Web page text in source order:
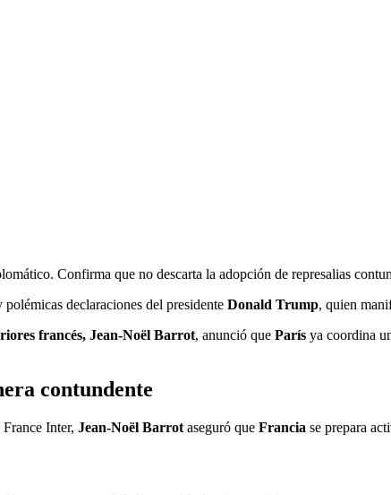
Confirma que no descarta la adopción de represalias
declaraciones del presidente Donald Trump, quien
francés, Jean-Noël Barrot, anunció que París ya coordina
contundente
Inter, Jean-Noël Barrot aseguró que Francia se prepara